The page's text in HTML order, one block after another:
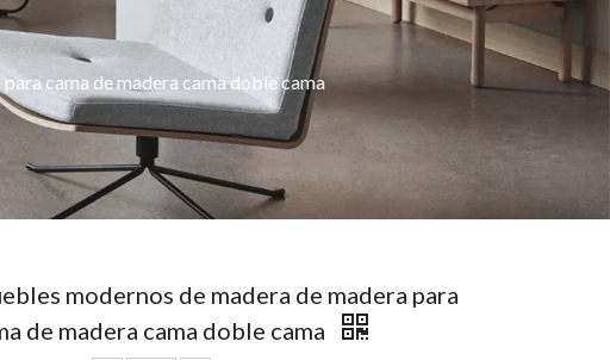
cama de madera cama doble cama
modernos de madera de madera para
de madera cama doble cama